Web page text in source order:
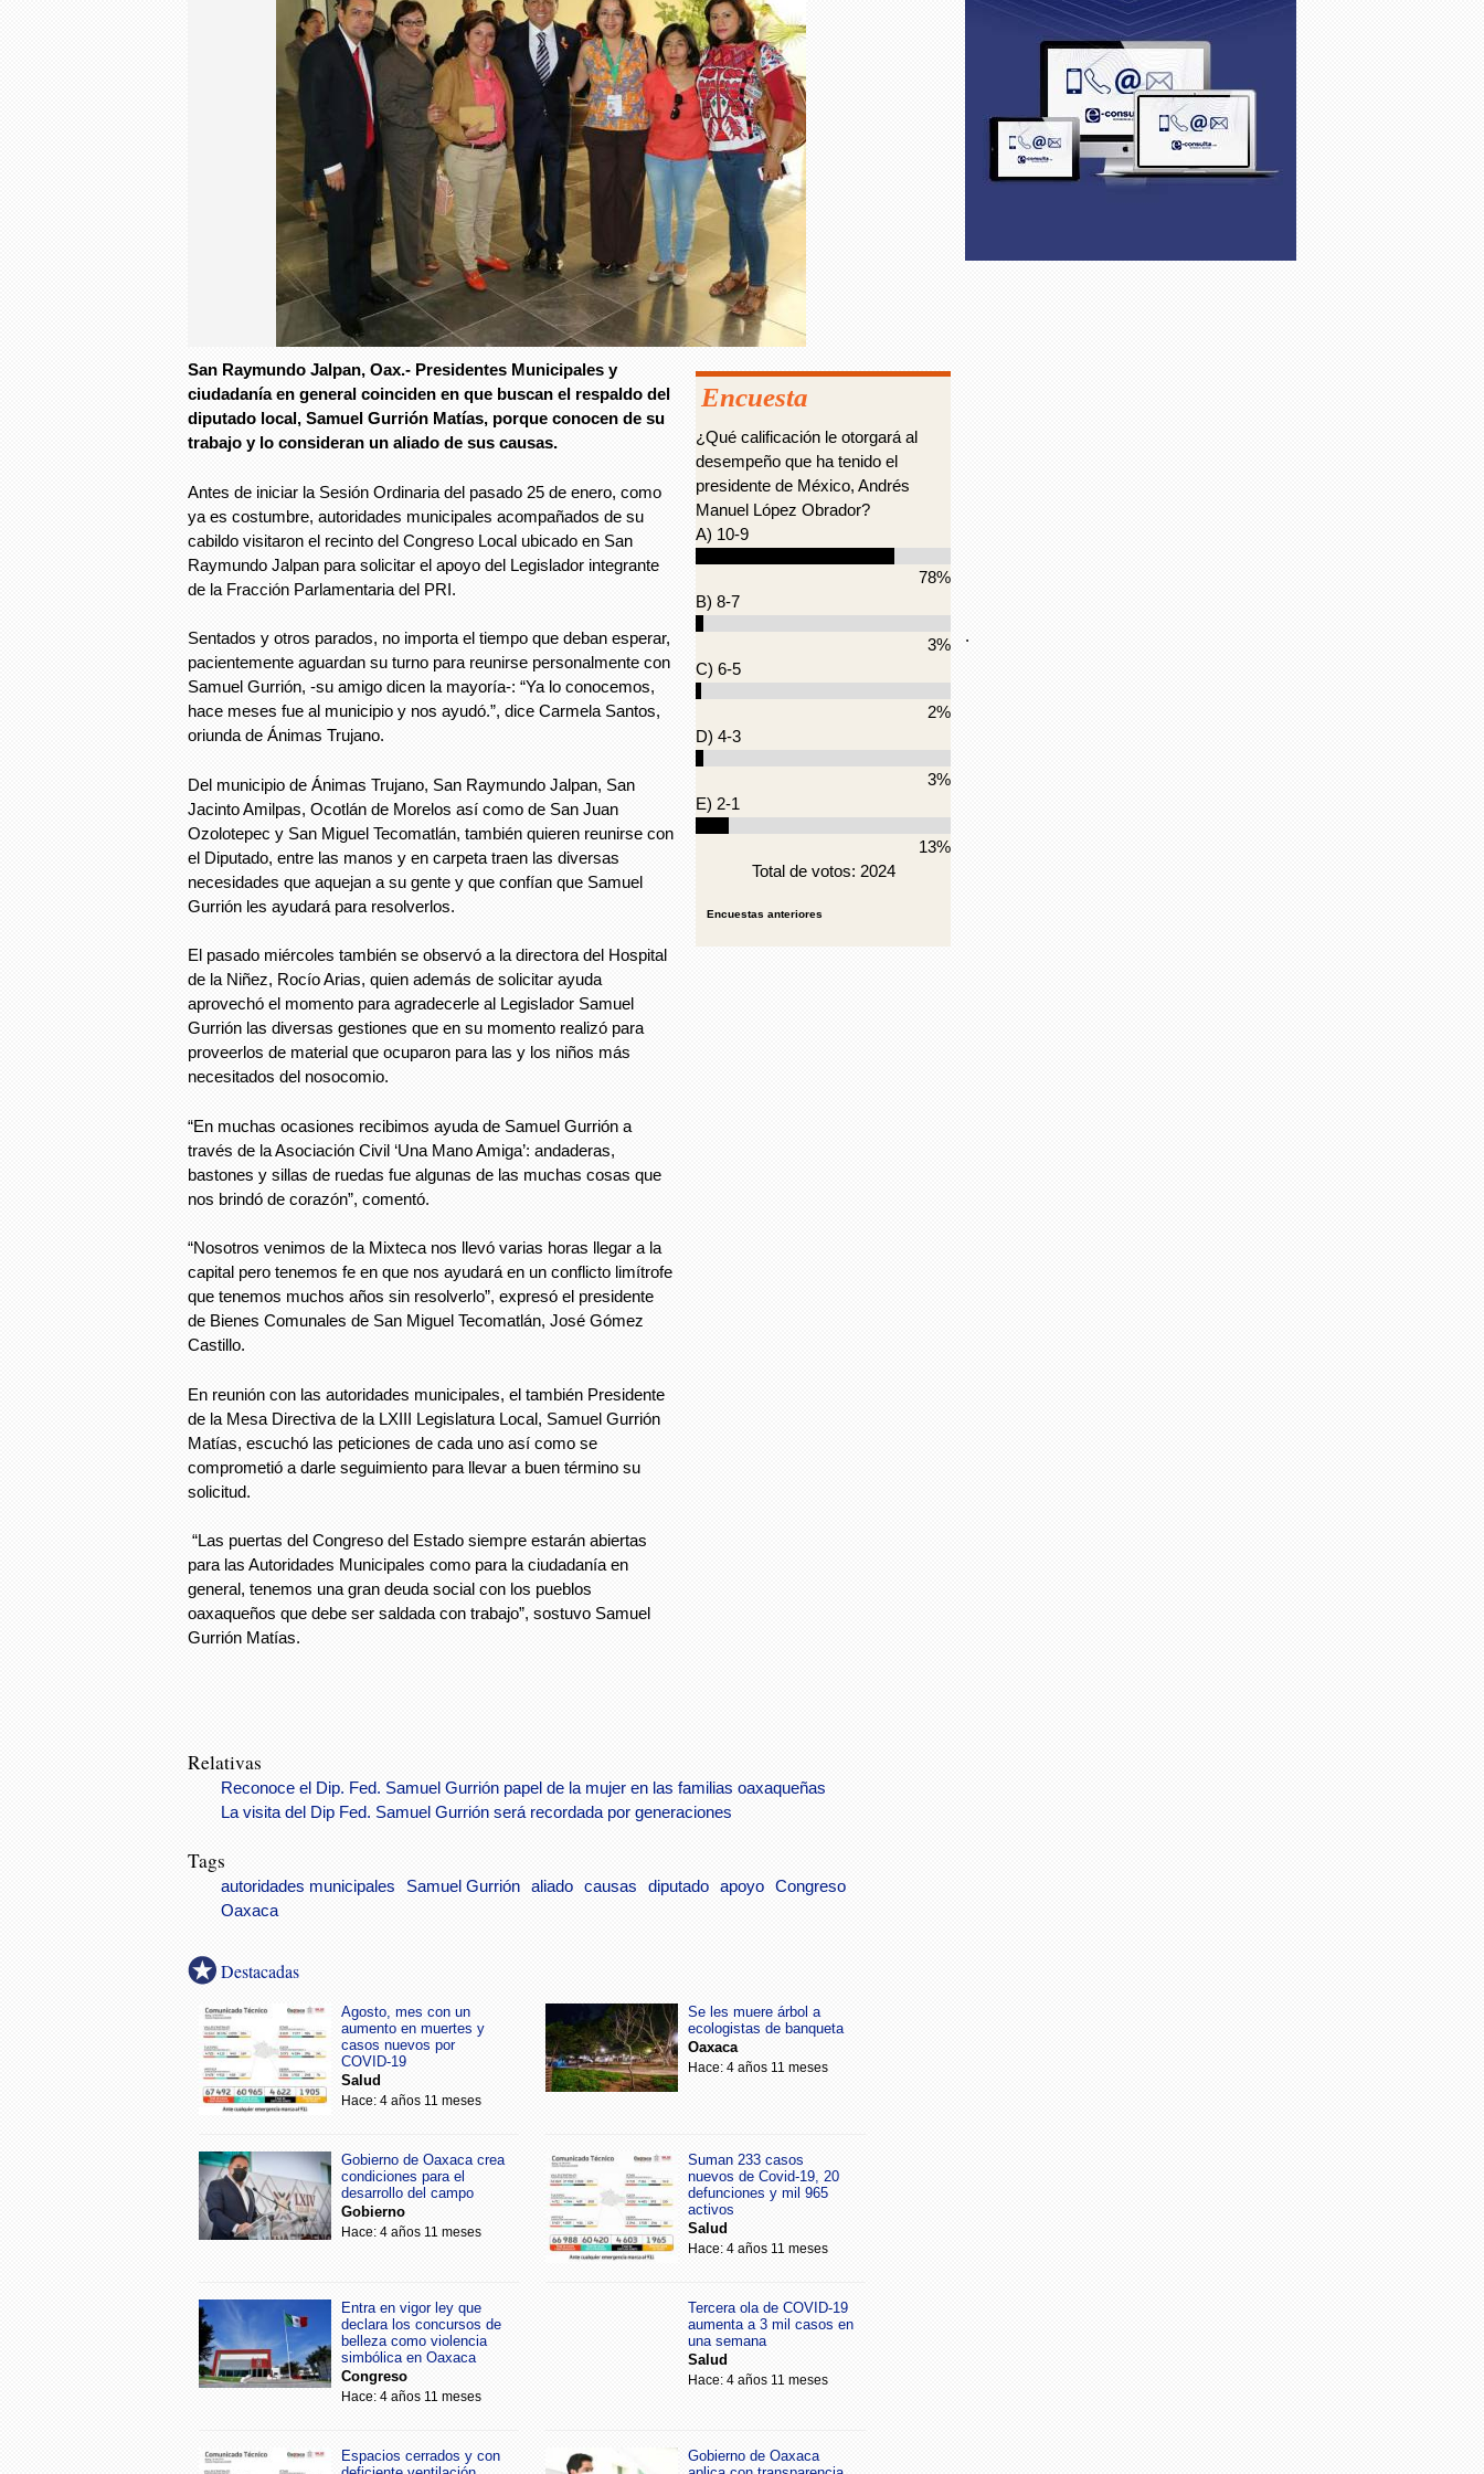
San Raymundo Jalpan, Oax.- Presidentes Municipales y
ciudadanía en general coinciden en que buscan el respaldo del
diputado local, Samuel Gurrión Matías, porque conocen de su
trabajo y lo consideran un aliado de sus causas.
Antes de iniciar la Sesión Ordinaria del pasado 25 de enero, como
ya es costumbre, autoridades municipales acompañados de su
cabildo visitaron el recinto del Congreso Local ubicado en San
Raymundo Jalpan para solicitar el apoyo del Legislador integrante
de la Fracción Parlamentaria del PRI.
Sentados y otros parados, no importa el tiempo que deban esperar,
pacientemente aguardan su turno para reunirse personalmente con
Samuel Gurrión, -su amigo dicen la mayoría-: “Ya lo conocemos,
hace meses fue al municipio y nos ayudó.”, dice Carmela Santos,
oriunda de Ánimas Trujano.
Del municipio de Ánimas Trujano, San Raymundo Jalpan, San
Jacinto Amilpas, Ocotlán de Morelos así como de San Juan
Ozolotepec y San Miguel Tecomatlán, también quieren reunirse con
el Diputado, entre las manos y en carpeta traen las diversas
necesidades que aquejan a su gente y que confían que Samuel
Gurrión les ayudará para resolverlos.
El pasado miércoles también se observó a la directora del Hospital
de la Niñez, Rocío Arias, quien además de solicitar ayuda
aprovechó el momento para agradecerle al Legislador Samuel
Gurrión las diversas gestiones que en su momento realizó para
proveerlos de material que ocuparon para las y los niños más
necesitados del nosocomio.
“En muchas ocasiones recibimos ayuda de Samuel Gurrión a
través de la Asociación Civil ‘Una Mano Amiga’: andaderas,
bastones y sillas de ruedas fue algunas de las muchas cosas que
nos brindó de corazón”, comentó.
“Nosotros venimos de la Mixteca nos llevó varias horas llegar a la
capital pero tenemos fe en que nos ayudará en un conflicto limítrofe
que tenemos muchos años sin resolverlo”, expresó el presidente
de Bienes Comunales de San Miguel Tecomatlán, José Gómez
Castillo.
En reunión con las autoridades municipales, el también Presidente
de la Mesa Directiva de la LXIII Legislatura Local, Samuel Gurrión
Matías, escuchó las peticiones de cada uno así como se
comprometió a darle seguimiento para llevar a buen término su
solicitud.
“Las puertas del Congreso del Estado siempre estarán abiertas
para las Autoridades Municipales como para la ciudadanía en
general, tenemos una gran deuda social con los pueblos
oaxaqueños que debe ser saldada con trabajo”, sostuvo Samuel
Gurrión Matías.
Encuesta
¿Qué calificación le otorgará al
desempeño que ha tenido el
presidente de México, Andrés
Manuel López Obrador?
A) 10-9
78%
B) 8-7
3%
C) 6-5
2%
D) 4-3
3%
E) 2-1
13%
Total de votos: 2024
Encuestas anteriores
Relativas
Reconoce el Dip. Fed. Samuel Gurrión papel de la mujer en las familias oaxaqueñas
La visita del Dip Fed. Samuel Gurrión será recordada por generaciones
Tags
autoridades municipales Samuel Gurrión aliado causas diputado apoyo
Congreso
Oaxaca
Destacadas
Agosto, mes con un
aumento en muertes y
casos nuevos por
COVID-19
Salud
Hace: 4 años 11 meses
Se les muere árbol a
ecologistas de banqueta
Oaxaca
Hace: 4 años 11 meses
Gobierno de Oaxaca crea
condiciones para el
desarrollo del campo
Gobierno
Hace: 4 años 11 meses
Suman 233 casos
nuevos de Covid-19, 20
defunciones y mil 965
activos
Salud
Hace: 4 años 11 meses
Entra en vigor ley que
declara los concursos de
belleza como violencia
simbólica en Oaxaca
Congreso
Hace: 4 años 11 meses
Tercera ola de COVID-19
aumenta a 3 mil casos en
una semana
Salud
Hace: 4 años 11 meses
Espacios cerrados y con
Gobierno de Oaxaca
.